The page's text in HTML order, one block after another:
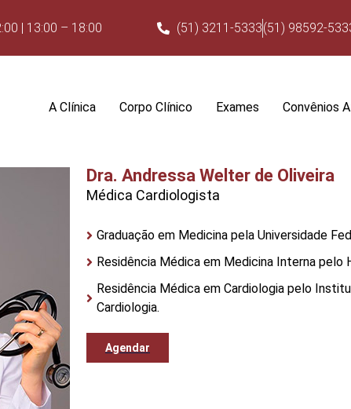
| 13:00 – 18:00 (51) 3211-5333(51) 98592-
A Clínica Corpo Clínico Exames Convênios
Dra. Andressa Welter de Oliveira
Médica Cardiologista
Graduação em Medicina pela Universidade
Residência Médica em Medicina Interna pelo
Residência Médica em Cardiologia pelo
Cardiologia.
Agendar